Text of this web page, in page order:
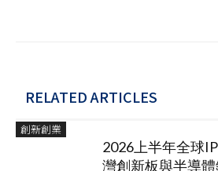
RELATED ARTICLES
創新創業
2026上半年全球
灣創新板與半導